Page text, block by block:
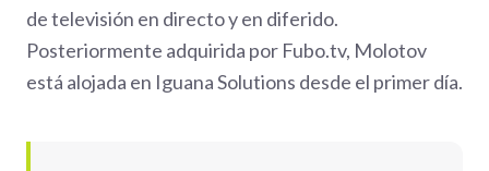
de televisión en directo y en diferido.
Posteriormente adquirida por Fubo.tv, Molotov
está alojada en Iguana Solutions desde el primer día.